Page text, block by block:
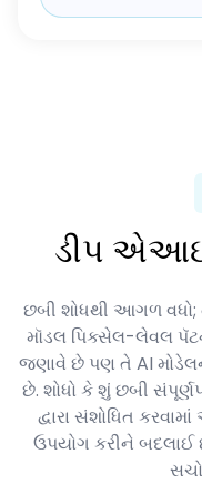
ડીપ
છબી શોધથી આગળ વધો;
મૉડલ પિક્સેલ-લેવલ
જણાવે છે પણ તે AI
છે. શોધો કે શું છબી
દ્વારા સંશોધિત
ઉપયોગ કરીને